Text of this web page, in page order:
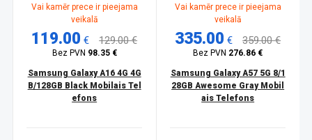
Vai kamēr prece ir pieejama
veikalā
119.00 € 129.00 €
Bez PVN 98.35 €
Samsung Galaxy A16 4G 4G
B/128GB Black Mobilais Tel
efons
Vai kamēr prece ir pieejama
veikalā
335.00 € 359.00 €
Bez PVN 276.86 €
Samsung Galaxy A57 5G 8/1
28GB Awesome Gray Mobil
ais Telefons